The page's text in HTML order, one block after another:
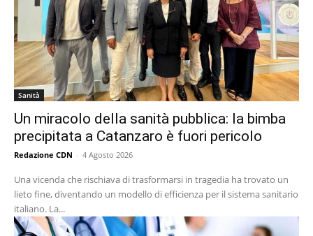
Sanità
Un miracolo della sanità pubblica: la bimba
precipitata a Catanzaro è fuori pericolo
Redazione CDN - 4 Agosto 2026
Una vicenda che rischiava di trasformarsi in tragedia ha trovato un
lieto fine, diventando un modello di efficienza per il sistema sanitario
italiano. La...